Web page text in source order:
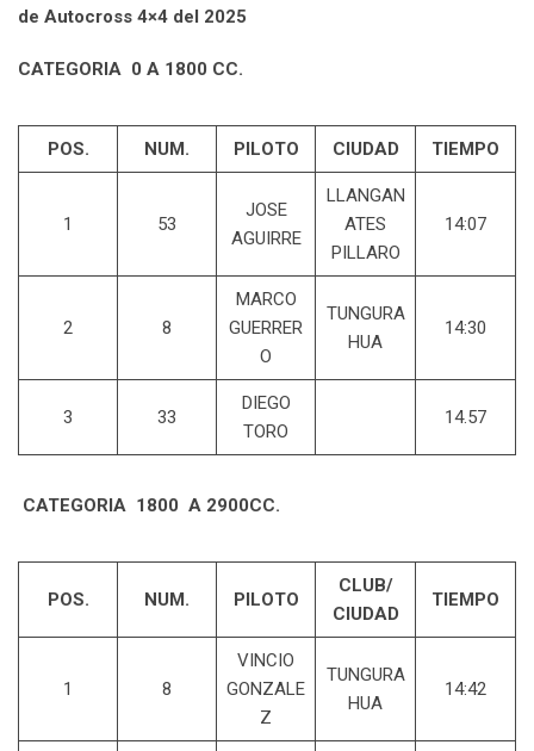
de Autocross 4×4 del 2025
CATEGORIA 0 A 1800 CC.
POS. NUM. PILOTO CIUDAD TIEMPO
1 53
JOSE
AGUIRRE
LLANGAN
ATES
PILLARO
14:07
2 8
MARCO
GUERRER
O
TUNGURA
HUA
14:30
3 33
DIEGO
TORO
14.57
CATEGORIA 1800 A 2900CC.
POS. NUM. PILOTO
CLUB/
CIUDAD
TIEMPO
1 8
VINCIO
GONZALE
Z
TUNGURA
HUA
14:42